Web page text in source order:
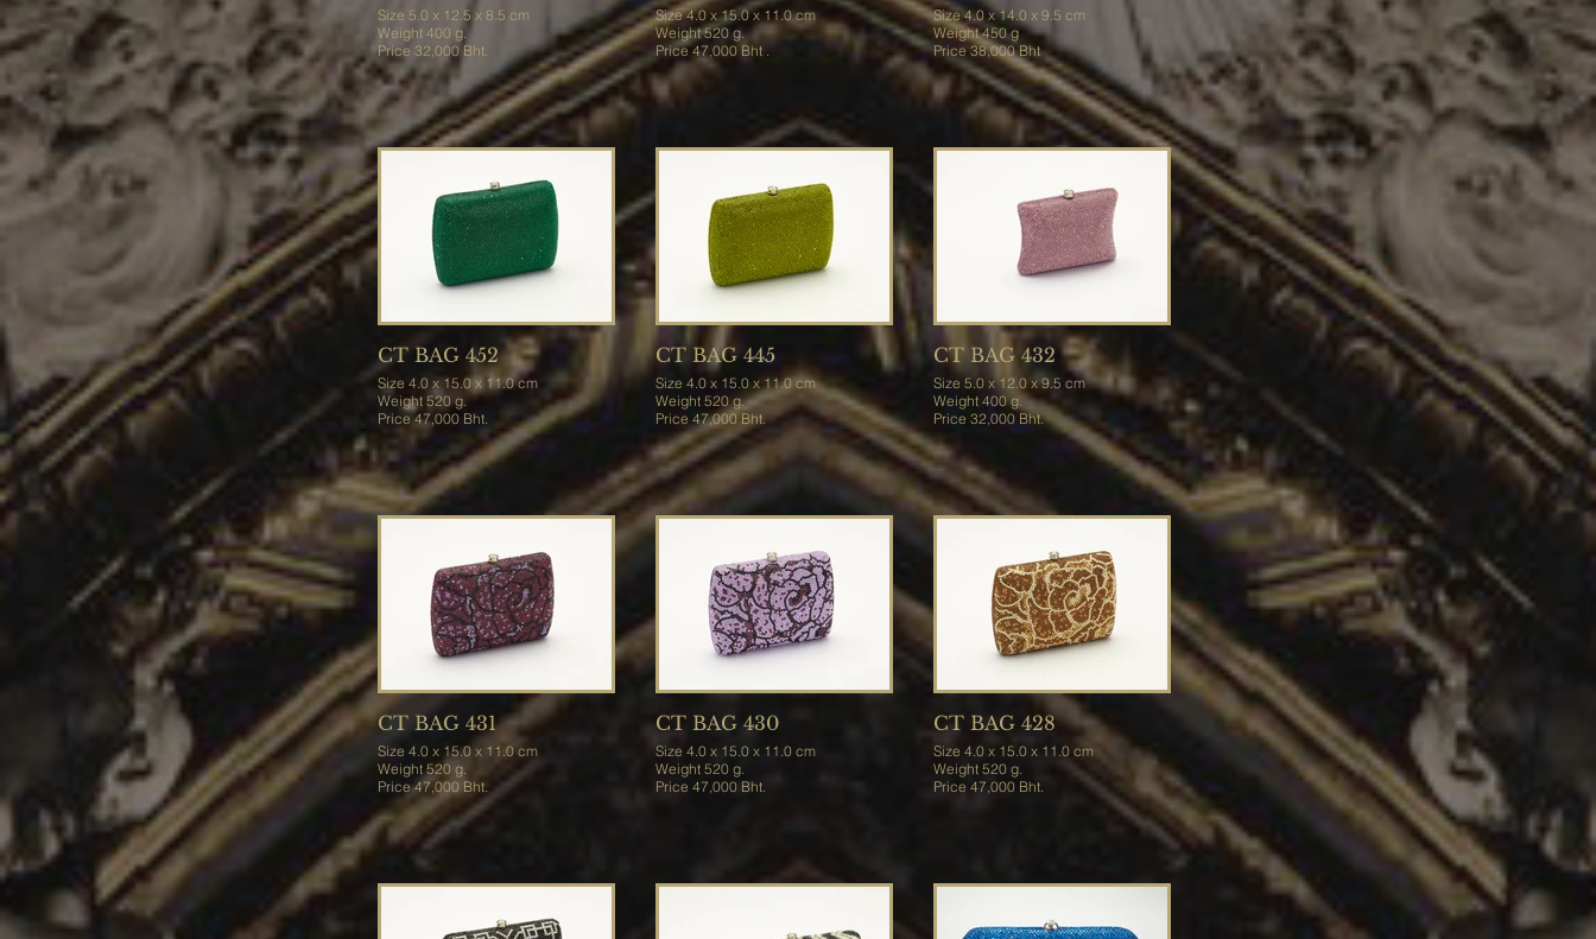
Size 5.0 x 12.5 x 8.5 cm
Weight 400 g.
Price 32,000 Bht.
Size 4.0 x 15.0 x 11.0 cm
Weight 520 g.
Price 47,000 Bht .
Size 4.0 x 14.0 x 9.5 cm
Weight 450 g
Price 38,000 Bht
CT BAG 452
Size 4.0 x 15.0 x 11.0 cm
Weight 520 g.
Price 47,000 Bht.
CT BAG 445
Size 4.0 x 15.0 x 11.0 cm
Weight 520 g.
Price 47,000 Bht.
CT BAG 432
Size 5.0 x 12.0 x 9.5 cm
Weight 400 g.
Price 32,000 Bht.
CT BAG 431
Size 4.0 x 15.0 x 11.0 cm
Weight 520 g.
Price 47,000 Bht.
CT BAG 430
Size 4.0 x 15.0 x 11.0 cm
Weight 520 g.
Price 47,000 Bht.
CT BAG 428
Size 4.0 x 15.0 x 11.0 cm
Weight 520 g.
Price 47,000 Bht.